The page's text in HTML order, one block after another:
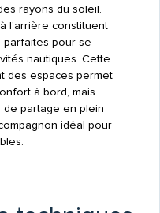
rayons du soleil.
l'arrière constituent
pour se
nautiques. Cette
des espaces permet
à bord, mais
de partage en plein
idéal pour